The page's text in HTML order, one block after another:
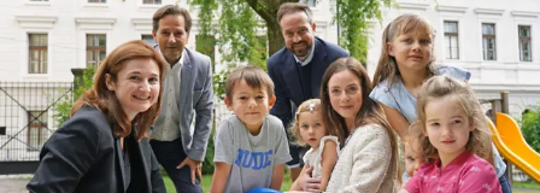
Arbeitsmarkt.